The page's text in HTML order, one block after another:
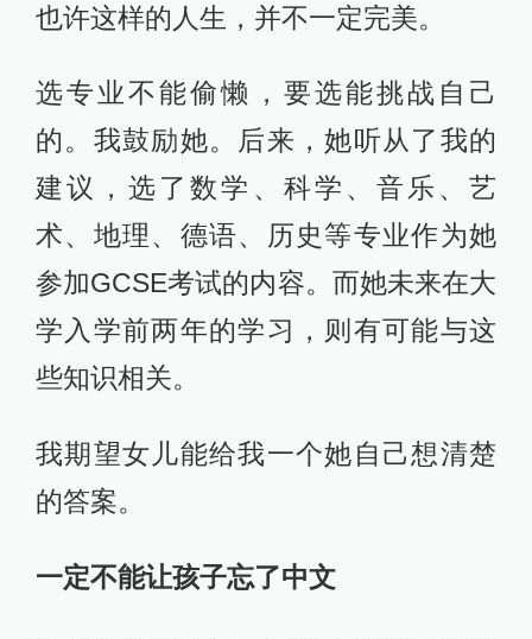
也许这样的人生，并不一定完美。
选专业不能偷懒，要选能挑战自己
的。我鼓励她。后来，她听从了我的
建议，选了数学、科学、音乐、艺
术、地理、德语、历史等专业作为她
参加GCSE考试的内容。而她未来在大
学入学前两年的学习，则有可能与这
些知识相关。
我期望女儿能给我一个她自己想清楚
的答案。
一定不能让孩子忘了中文